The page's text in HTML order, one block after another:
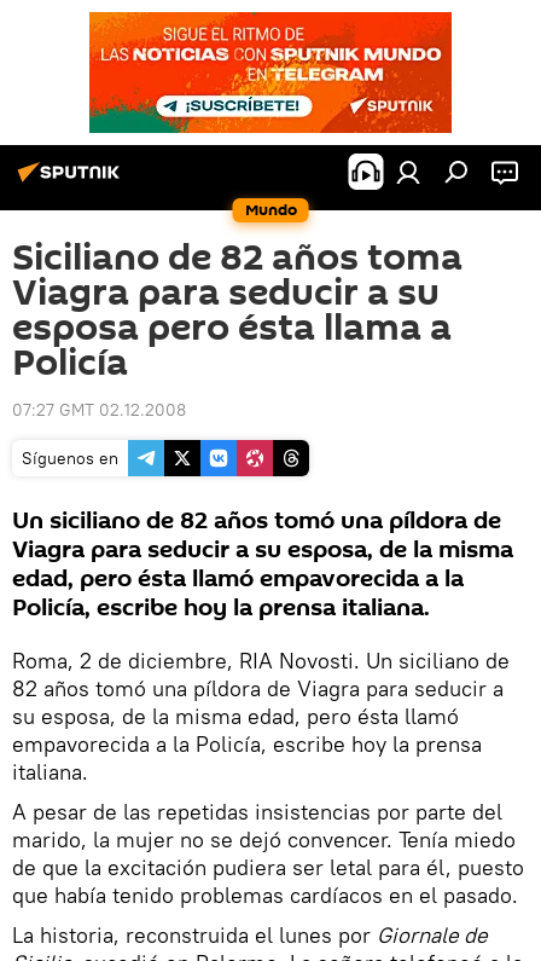
Mundo
Siciliano de 82 años toma
Viagra para seducir a su
esposa pero ésta llama a
Policía
07:27 GMT 02.12.2008
Síguenos en
Un siciliano de 82 años tomó una píldora de
Viagra para seducir a su esposa, de la misma
edad, pero ésta llamó empavorecida a la
Policía, escribe hoy la prensa italiana.
Roma, 2 de diciembre, RIA Novosti. Un siciliano de
82 años tomó una píldora de Viagra para seducir a
su esposa, de la misma edad, pero ésta llamó
empavorecida a la Policía, escribe hoy la prensa
italiana.
A pesar de las repetidas insistencias por parte del
marido, la mujer no se dejó convencer. Tenía miedo
de que la excitación pudiera ser letal para él, puesto
que había tenido problemas cardíacos en el pasado.
La historia, reconstruida el lunes por Giornale de